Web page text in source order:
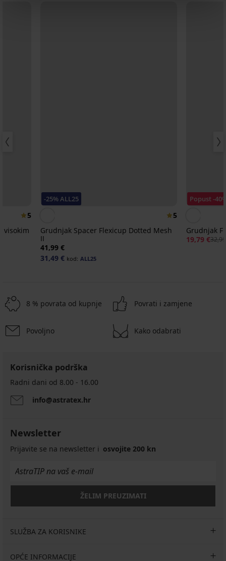
5
visokim
-25% ALL25
5
Grudnjak Spacer Flexicup Dotted Mesh
II
41,99 €
31,49 € kod: ALL25
Popust -
Grudnjak
19,79 €
8 % povrata od kupnje Povrati i zamjene
Povoljno Kako odabrati
Korisnička podrška
Radni dani od 8.00 - 16.00
info@astratex.hr
Newsletter
Prijavite se na newsletter i osvojite 200 kn
ŽELIM PREUZIMATI
SLUŽBA ZA KORISNIKE
OPĆE INFORMACIJE